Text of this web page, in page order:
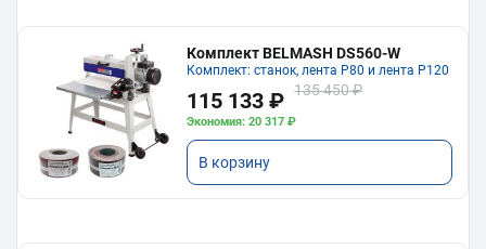
Комплект BELMASH DS560-W
Комплект: станок, лента P80 и лента P120
115 133 ₽ 135 450 ₽
Экономия: 20 317 ₽
В корзину